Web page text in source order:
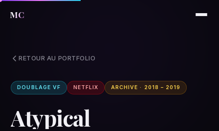
MC
RETOUR AU PORTFOLIO
DOUBLAGE VF NETFLIX ARCHIVE · 2018 – 2019
Atypical